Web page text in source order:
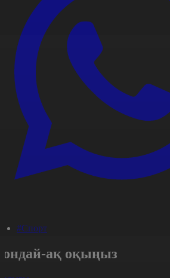
#Спорт
ақ оқыңыз